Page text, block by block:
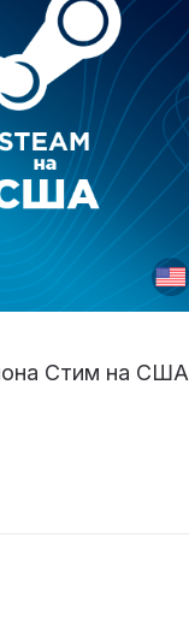
Стим на США